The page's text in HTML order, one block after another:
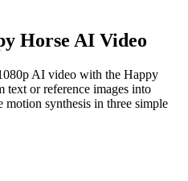
Horse AI Video
AI video with the Happy
text or reference images into
synthesis in three simple